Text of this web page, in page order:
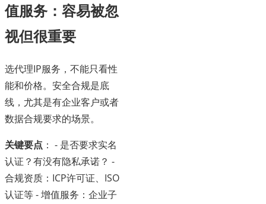
值服务：容易被忽
视但很重要
选代理IP服务，不能只看性
能和价格。安全合规是底
线，尤其是有企业客户或者
数据合规要求的场景。
关键要点 ： - 是否要求实名
认证？有没有隐私承诺？ -
合规资质：ICP许可证、ISO
认证等 - 增值服务：企业子